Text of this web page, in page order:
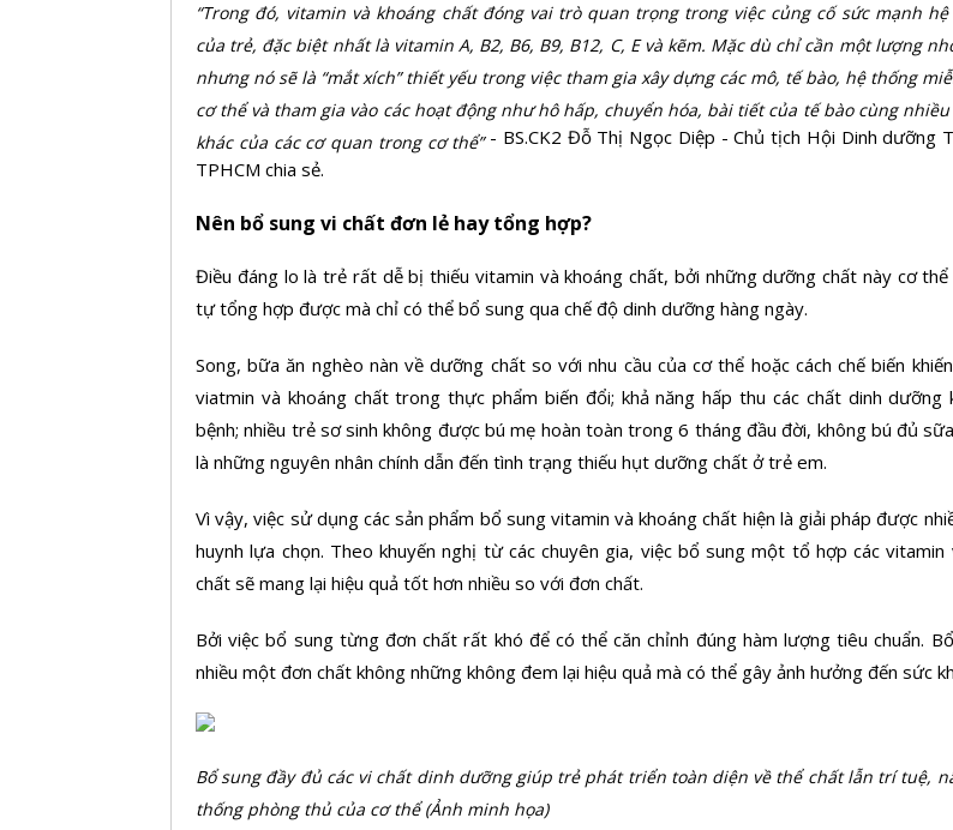
“Trong đó, vitamin và khoáng chất đóng vai trò quan trọng trong việc củng cố sức mạnh
của trẻ, đặc biệt nhất là vitamin A, B2, B6, B9, B12, C, E và kẽm. Mặc dù chỉ cần một lượng
nhưng nó sẽ là “mắt xích” thiết yếu trong việc tham gia xây dựng các mô, tế bào, hệ thống
cơ thể và tham gia vào các hoạt động như hô hấp, chuyển hóa, bài tiết của tế bào cùng
khác của các cơ quan trong cơ thể” - BS.CK2 Đỗ Thị Ngọc Diệp - Chủ tịch Hội Dinh dưỡng
TPHCM chia sẻ.
Nên bổ sung vi chất đơn lẻ hay tổng hợp?
Điều đáng lo là trẻ rất dễ bị thiếu vitamin và khoáng chất, bởi những dưỡng chất này cơ
tự tổng hợp được mà chỉ có thể bổ sung qua chế độ dinh dưỡng hàng ngày.
Song, bữa ăn nghèo nàn về dưỡng chất so với nhu cầu của cơ thể hoặc cách chế biến
viatmin và khoáng chất trong thực phẩm biến đổi; khả năng hấp thu các chất dinh dưỡng
bệnh; nhiều trẻ sơ sinh không được bú mẹ hoàn toàn trong 6 tháng đầu đời, không bú đủ
là những nguyên nhân chính dẫn đến tình trạng thiếu hụt dưỡng chất ở trẻ em.
Vì vậy, việc sử dụng các sản phẩm bổ sung vitamin và khoáng chất hiện là giải pháp được
huynh lựa chọn. Theo khuyến nghị từ các chuyên gia, việc bổ sung một tổ hợp các vitamin
chất sẽ mang lại hiệu quả tốt hơn nhiều so với đơn chất.
Bởi việc bổ sung từng đơn chất rất khó để có thể căn chỉnh đúng hàm lượng tiêu chuẩn.
nhiều một đơn chất không những không đem lại hiệu quả mà có thể gây ảnh hưởng đến sức
Bổ sung đầy đủ các vi chất dinh dưỡng giúp trẻ phát triển toàn diện về thể chất lẫn trí tuệ,
thống phòng thủ của cơ thể (Ảnh minh họa)